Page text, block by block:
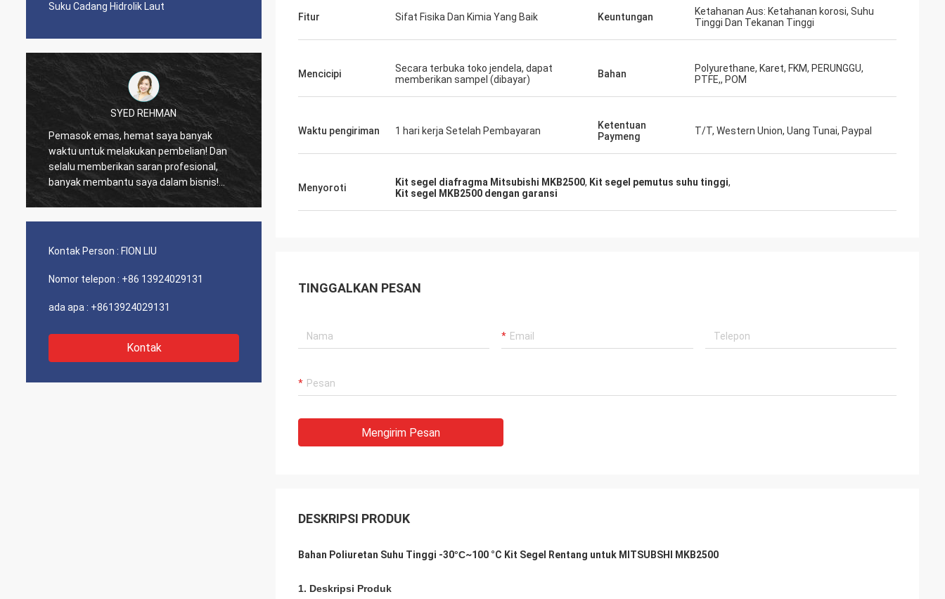
Suku Cadang Hidrolik Laut
SYED REHMAN
Pemasok emas, hemat saya banyak
waktu untuk melakukan pembelian! Dan
selalu memberikan saran profesional,
banyak membantu saya dalam bisnis!
Terima kasih! Semuanya dalam urutan
berkualitas tinggi dan akan menghubungi
Banyak
Pelanggan lama, semuanya masih seperti
biasa, Produk agensi adalah 100% asli,
dan servis yang sangat bagus Saya
sarankan Layak 5 bintang!
Pemasok yang baik, dan selalu
memberikan saran profesional, barang
kerjasama panjang di masa depan.
Kontak Person : FION LIU
Nomor telepon : +86 13924029131
ada apa : +8613924029131
Kontak
Fitur Sifat Fisika Dan Kimia Yang Baik Keuntungan
Ketahanan Aus: Ketahanan korosi, Suhu
Tinggi Dan Tekanan Tinggi
Mencicipi
Secara terbuka toko jendela, dapat
memberikan sampel (dibayar)
Bahan
Polyurethane, Karet, FKM, PERUNGGU,
PTFE,, POM
Waktu pengiriman 1 hari kerja Setelah Pembayaran
Ketentuan
Paymeng
T/T, Western Union, Uang Tunai, Paypal
Menyoroti Kit segel diafragma Mitsubishi MKB2500, Kit segel pemutus suhu tinggi,
Kit segel MKB2500 dengan garansi
TINGGALKAN PESAN
Mengirim Pesan
DESKRIPSI PRODUK
Bahan Poliuretan Suhu Tinggi -30°C~100 °C Kit Segel Rentang untuk MITSUBSHI MKB2500
1. Deskripsi Produk